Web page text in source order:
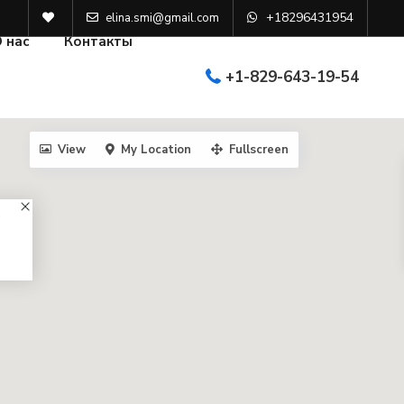
elina.smi@gmail.com +18296431954
+1-829-643-19-54
нас Контакты
View My Location Fullscreen